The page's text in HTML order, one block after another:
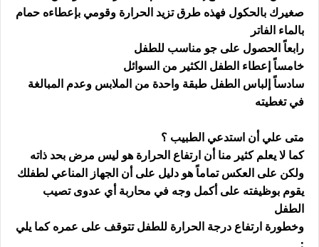
صغيرك بالحكول فهذه طرق تزيد الحرارة وقومي بإعطاءه حمام
بالماء الفاتر
رابعاً الحصول على جو مناسب للطفل
خامساً إعطاء الطفل الكثير من السوائل
سادساً إلباس الطفل طبقة واحدة من الملابس وعدم المبالغة
في تغطيته
متى علي أن استدعي الطبيب ؟
كما لا يعلم كثير منا أن ارتفاع الحرارة هو ليس مرض بحد ذاته
ولكن على العكس تماماً هو دليل على أن الجهاز المناعي لطفلك
يقوم بوظيفته على أكمل وجه في محاربة أي عدوى تصيب
الطفل
وخطورة ارتفاع درجة الحرارة للطفل تتوقف على عمره كما يلي